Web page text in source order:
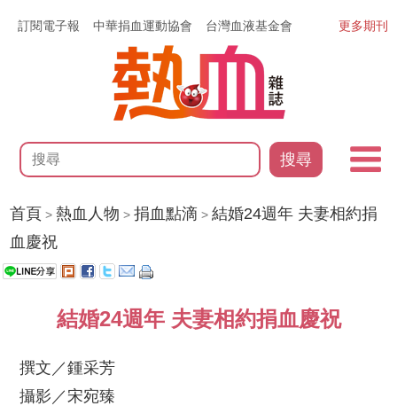
訂閱電子報 中華捐血運動協會 台灣血液基金會
搜尋
更多期刊
首頁 >熱血人物 >捐血點滴 >結婚24週年 夫妻相約捐
血慶祝
結婚24週年 夫妻相約捐血慶祝
撰文／鍾采芳
攝影／宋宛臻